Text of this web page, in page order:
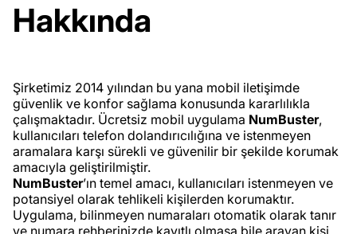
Hakkında
Şirketimiz 2014 yılından bu yana mobil iletişimde
güvenlik ve konfor sağlama konusunda kararlılıkla
çalışmaktadır. Ücretsiz mobil uygulama NumBuster,
kullanıcıları telefon dolandırıcılığına ve istenmeyen
aramalara karşı sürekli ve güvenilir bir şekilde korumak
amacıyla geliştirilmiştir.
NumBuster’ın temel amacı, kullanıcıları istenmeyen ve
potansiyel olarak tehlikeli kişilerden korumaktır.
Uygulama, bilinmeyen numaraları otomatik olarak tanır
ve numara rehberinizde kayıtlı olmasa bile arayan kişi